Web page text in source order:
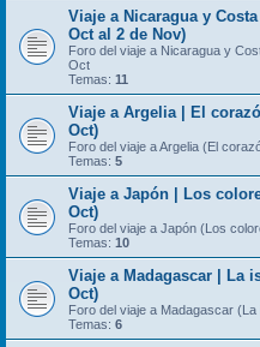
Viaje a Nicaragua y
Oct al 2 de Nov)
Foro del viaje a Nicaragua y
Oct
Temas: 11
Viaje a Argelia | El
Oct)
Foro del viaje a Argelia (El
Temas: 5
Viaje a Japón | Los
Oct)
Foro del viaje a Japón (Los
Temas: 10
Viaje a Madagascar | La
Oct)
Foro del viaje a Madagascar
Temas: 6